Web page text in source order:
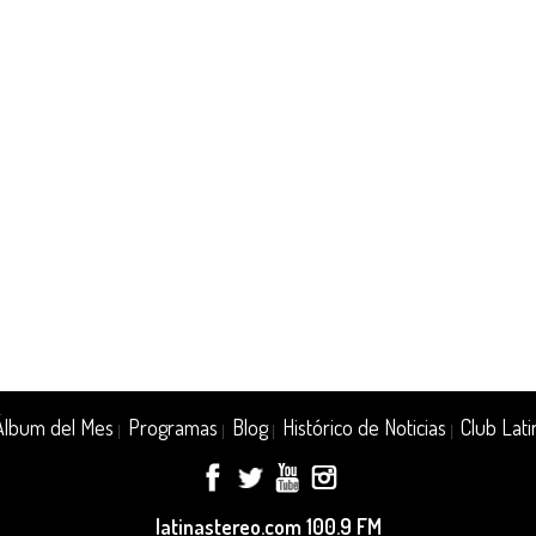
del Mes Programas Blog| Histórico de Noticias Club
latinastereo.com 100.9 FM